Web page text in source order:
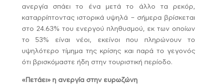
ανεργία σπάει το ένα μετά το άλλο τα ρεκόρ,
καταρρίπτοντας ιστορικά υψηλά – σήμερα βρίσκεται
στο 24.63% του ενεργού πληθυσμού, εκ των οποίων
το 53% είναι νέοι, εκείνοι που πληρώνουν το
υψηλότερο τίμημα της κρίσης και παρά το γεγονός
ότι βρισκόμαστε ήδη στην τουριστική περίοδο.
«Πετάει» η ανεργία στην ευρωζώνη